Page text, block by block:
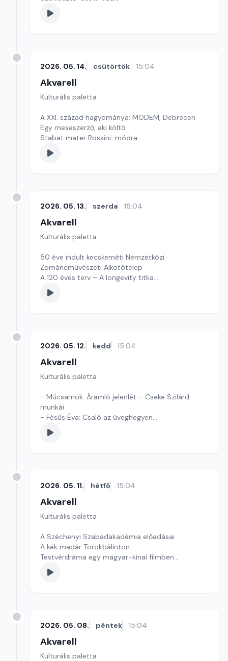
2026. 05. 14. csütörtök 15:04
Akvarell
Kulturális paletta
A XXI. század hagyománya: MODEM, Debrecen
Egy meseszerző, aki költő
Stabat mater Rossini-módra
Szerkesztő: Nagy György András
2026. 05. 13. szerda 15:04
Akvarell
Kulturális paletta
50 éve indult kecskeméti Nemzetközi
Zománcművészeti Alkotótelep
A 120 éves terv – A longevity titka
Szerkesztő: Fazekas Gyöngyvér
2026. 05. 12. kedd 15:04
Akvarell
Kulturális paletta
- Műcsarnok: Áramló jelenlét – Cseke Szilárd
munkái
- Fésűs Éva: Csaló az üveghegyen
- Kultúrmorzsák
Szerkesztő: Tóth J. András
2026. 05. 11. hétfő 15:04
Akvarell
Kulturális paletta
A Széchenyi Szabadakadémia előadásai
A kék madár Törökbálinton
Testvérdráma egy magyar-kínai filmben
szerkesztő: Szentimrei Kristóf
2026. 05. 08. péntek 15:04
Akvarell
Kulturális paletta